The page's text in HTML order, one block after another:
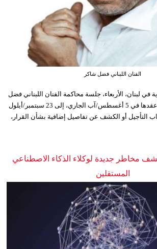
الفنان اللبناني فضل شاكر
لبنان، الأربعاء، جلسة محاكمة الفنان اللبناني فضل
شاكر، التي كانت مقرر عقدها في 5 أغسطس/آب الجاري، إلى 23 سبتمبر/أيلول
التأجيل أو الكشف عن تفاصيل إضافية بشأن القرار،
مخاطر جديدة لوكلاء الذكاء الاصطناعي
المستقلين